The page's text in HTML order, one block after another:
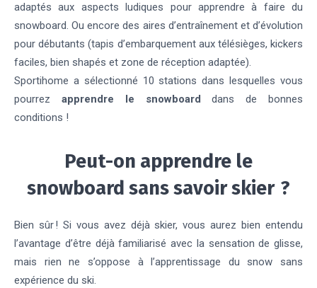
adaptés aux aspects ludiques pour apprendre à faire du
snowboard. Ou encore des aires d’entraînement et d’évolution
pour débutants (tapis d’embarquement aux télésièges, kickers
faciles, bien shapés et zone de réception adaptée).
Sportihome a sélectionné 10 stations dans lesquelles vous
pourrez apprendre le snowboard dans de bonnes
conditions !
Peut-on apprendre le
snowboard sans savoir skier ?
Bien sûr ! Si vous avez déjà skier, vous aurez bien entendu
l’avantage d’être déjà familiarisé avec la sensation de glisse,
mais rien ne s’oppose à l’apprentissage du snow sans
expérience du ski.